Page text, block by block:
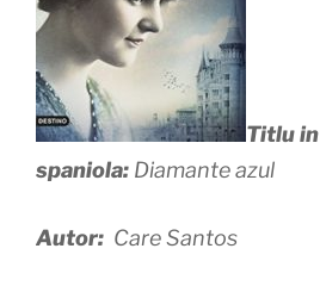
Titlu in
spaniola: Diamante azul
Autor: Care Santos